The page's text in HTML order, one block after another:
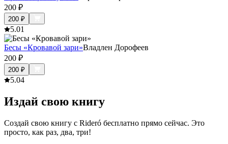
200 ₽
200 ₽
5.01
Бесы «Кровавой зари»Владлен Дорофеев
200 ₽
200 ₽
5.04
Издай свою книгу
Создай свою книгу с Rideró бесплатно прямо сейчас. Это
просто, как раз, два, три!